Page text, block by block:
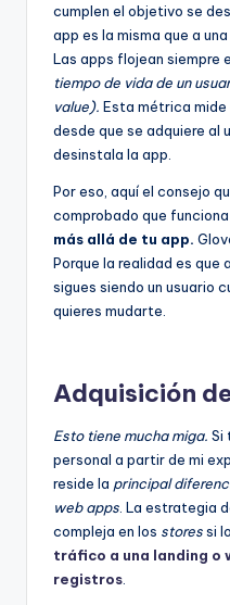
cumplen el objetivo se
app es la misma que a
Las apps flojean siempre
tiempo de vida de un
value). Esta métrica
desde que se adquiere al
desinstala la app.
Por eso, aquí el consejo
comprobado que
más allá de tu app.
Porque la realidad es que
sigues siendo un usuario
quieres mudarte.
Adquisición
Esto tiene mucha miga. Si
personal a partir de mi
reside la principal
web apps . La estrategia
compleja en los storessi
tráfico a una landing o
registros